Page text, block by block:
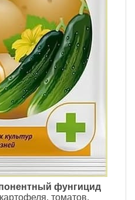
фунгицид
томатов,